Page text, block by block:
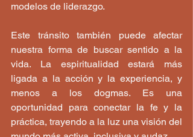
modelos de liderazgo.
Este tránsito también puede afectar
nuestra forma de buscar sentido a la
vida. La espiritualidad estará más
ligada a la acción y la experiencia, y
menos a los dogmas. Es una
oportunidad para conectar la fe y la
práctica, trayendo a la luz una visión del